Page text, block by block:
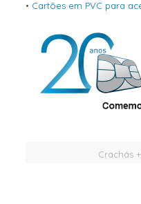
• Cartões em PVC para
Crachás